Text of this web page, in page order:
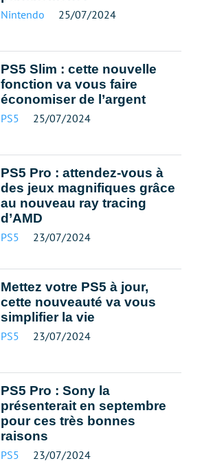
Nintendo 25/07/2024
PS5 Slim : cette nouvelle
fonction va vous faire
économiser de l’argent
PS5 25/07/2024
PS5 Pro : attendez-vous à
des jeux magnifiques grâce
au nouveau ray tracing
d’AMD
PS5 23/07/2024
Mettez votre PS5 à jour,
cette nouveauté va vous
simplifier la vie
PS5 23/07/2024
PS5 Pro : Sony la
présenterait en septembre
pour ces très bonnes
raisons
PS5 23/07/2024